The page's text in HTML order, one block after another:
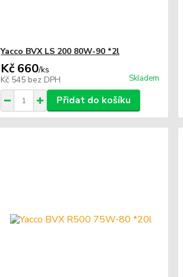
Yacco BVX LS 200 80W-90 *2l
Kč 660/ks
Kč 545 bez DPH Skladem
Přidat do košíku